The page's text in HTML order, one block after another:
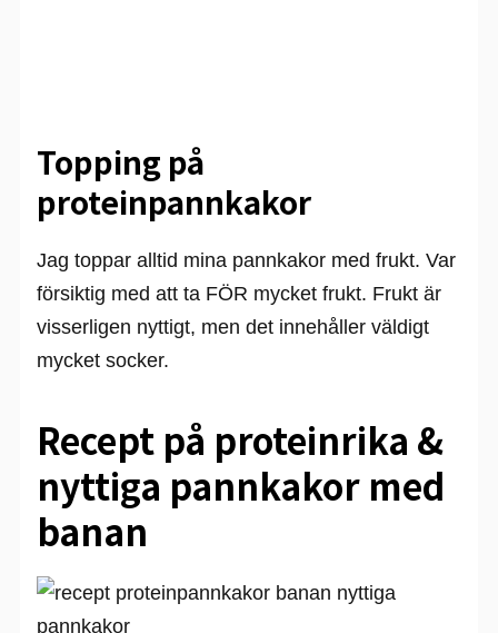
Topping på
proteinpannkakor
Jag toppar alltid mina pannkakor med frukt. Var
försiktig med att ta FÖR mycket frukt. Frukt är
visserligen nyttigt, men det innehåller väldigt
mycket socker.
Recept på proteinrika &
nyttiga pannkakor med
banan